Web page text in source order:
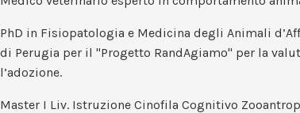
PhD in Fisiopatologia e Medicina degli Animali
di Perugia per il "Progetto RandAgiamo" per la
l’adozione.
Master I Liv. Istruzione Cinofila Cognitivo